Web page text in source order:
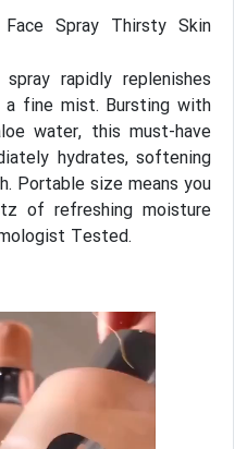
Spray Thirsty Skin
rapidly replenishes
fine mist. Bursting with
water, this must-have
hydrates, softening
Portable size means you
of refreshing moisture
Tested.